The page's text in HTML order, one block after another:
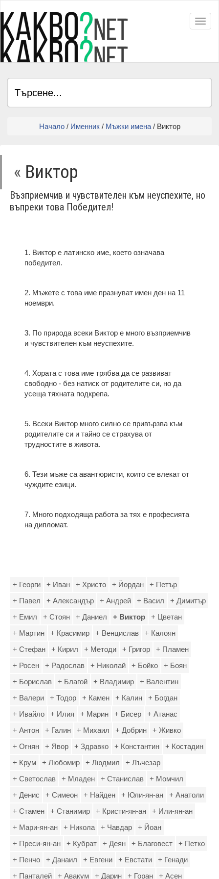
Начало/ Именник/ Мъжки имена/ Виктор
« Виктор
Възприемчив и чувствителен към неуспехите, но
въпреки това Победител!
1. Виктор е латинско име, което означава
победител.
2. Мъжете с това име празнуват имен ден на 11
ноември.
3. По природа всеки Виктор е много възприемчив
и чувствителен към неуспехите.
4. Хората с това име трябва да се развиват
свободно - без натиск от родителите си, но да
усеща тяхната подкрепа.
5. Всеки Виктор много силно се привързва към
родителите си и тайно се страхува от
трудностите в живота.
6. Тези мъже са авантюристи, които се влекат от
чуждите езици.
7. Много подходяща работа за тях е професията
на дипломат.
+ Георги + Иван + Христо + Йордан
+ Петър
+ Павел
+ Александър + Андрей + Васил
+ Димитър
+ Емил
+ Стоян + Даниел + Виктор
+ Цветан
+ Мартин
+ Красимир + Венцислав
+ Калоян
+ Стефан
+ Кирил + Методи + Григор
+ Пламен
+ Росен
+ Радослав + Николай + Бойко
+ Боян
+ Борислав
+ Благой + Владимир
+ Валентин
+ Валери
+ Тодор + Камен + Калин
+ Богдан
+ Ивайло
+ Илия + Марин + Бисер
+ Атанас
+ Антон
+ Галин + Михаил + Добрин
+ Живко
+ Огнян
+ Явор + Здравко + Константин
+ Костадин
+ Крум
+ Любомир + Людмил
+ Лъчезар
+ Светослав
+ Младен + Станислав
+ Момчил
+ Денис
+ Симеон + Найден + Юли-ян-ан
+ Анатоли
+ Стамен
+ Станимир + Кристи-ян-ан
+ Или-ян-ан
+ Мари-ян-ан
+ Никола + Чавдар
+ Йоан
+ Преси-ян-ан
+ Кубрат + Деян + Благовест
+ Петко
+ Пенчо
+ Данаил + Евгени + Евстати
+ Генади
+ Панталей
+ Авакум + Дарин + Горан + Асен